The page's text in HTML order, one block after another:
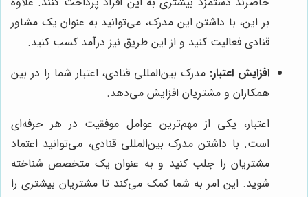
بر این، با داشتن این مدرک، می‌توانید به عنوان یک مشاور
قنادی فعالیت کنید و از این طریق نیز درآمد کسب کنید.
افزایش اعتبار: مدرک بین‌المللی قنادی، اعتبار شما را در بین
همکاران و مشتریان افزایش می‌دهد.
اعتبار، یکی از مهم‌ترین عوامل موفقیت در هر حرفه‌ای
است. با داشتن مدرک بین‌المللی قنادی، می‌توانید اعتماد
مشتریان را جلب کنید و به عنوان یک متخصص شناخته
شوید. این امر به شما کمک می‌کند تا مشتریان بیشتری را